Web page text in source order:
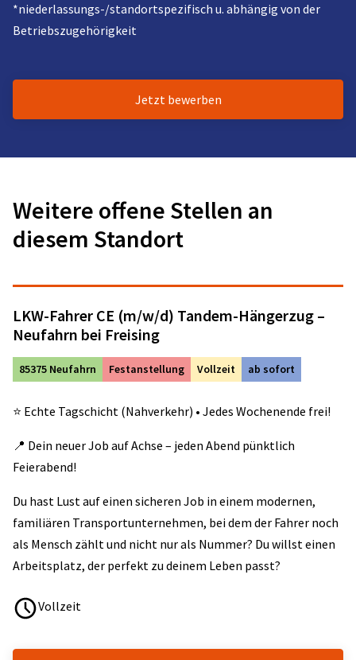
*niederlassungs-/standortspezifisch u. abhängig von der
Betriebszugehörigkeit
Jetzt bewerben
Weitere offene Stellen an
diesem Standort
LKW-Fahrer CE (m/w/d) Tandem-Hängerzug –
Neufahrn bei Freising
85375 Neufahrn Festanstellung Vollzeit ab sofort
⭐️ Echte Tagschicht (Nahverkehr) • Jedes Wochenende frei!
📍 Dein neuer Job auf Achse – jeden Abend pünktlich
Feierabend!
Du hast Lust auf einen sicheren Job in einem modernen,
familiären Transportunternehmen, bei dem der Fahrer noch
als Mensch zählt und nicht nur als Nummer? Du willst einen
Arbeitsplatz, der perfekt zu deinem Leben passt?
Vollzeit